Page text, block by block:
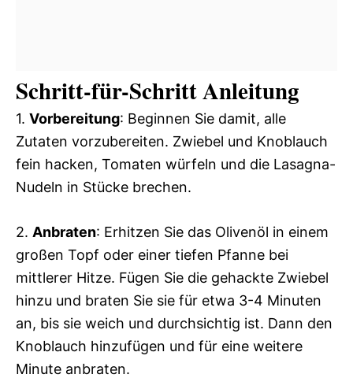
Schritt-für-Schritt Anleitung
1. Vorbereitung: Beginnen Sie damit, alle
Zutaten vorzubereiten. Zwiebel und Knoblauch
fein hacken, Tomaten würfeln und die Lasagna-
Nudeln in Stücke brechen.
2. Anbraten: Erhitzen Sie das Olivenöl in einem
großen Topf oder einer tiefen Pfanne bei
mittlerer Hitze. Fügen Sie die gehackte Zwiebel
hinzu und braten Sie sie für etwa 3-4 Minuten
an, bis sie weich und durchsichtig ist. Dann den
Knoblauch hinzufügen und für eine weitere
Minute anbraten.